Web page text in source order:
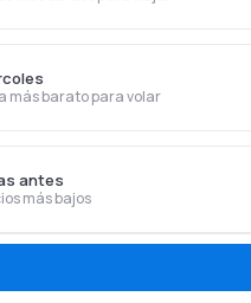
más barato para volar
más bajos
antes